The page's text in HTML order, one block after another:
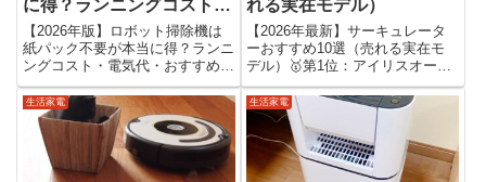
に得？ランニングコスト・
電気代・おすすめモデルを
徹底比較
【2026年版】ロボット掃除機は
紙パック不要が本当に得？ランニ
ングコスト・電気代・おすすめモ
デルを徹底比較「ロボット掃除機
は紙パック不要のほうがお得？」
「紙パック式とどちらを選べば後
悔しない？」自動ゴミ収集機能付
きロボット掃除機を選ぶとき、...
れる実在モデル）
【2026年最新】サーキュレータ
ーおすすめ10選（売れる実在モ
デル）🥇第1位：アイリスオーヤ
マ サーキュレーターアイ（PCF-
SC15T）👉 初心者・コスパ最強
モデルコンパクトなのにパワフル
な風で、部屋干し・冷暖房効率
UPどちらもこなせる万...
生活家電 生活家電